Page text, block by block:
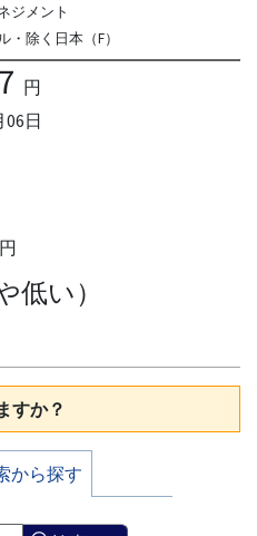
ジメント
・除く日本（F）
円
06日
低い）
すか？
から探す